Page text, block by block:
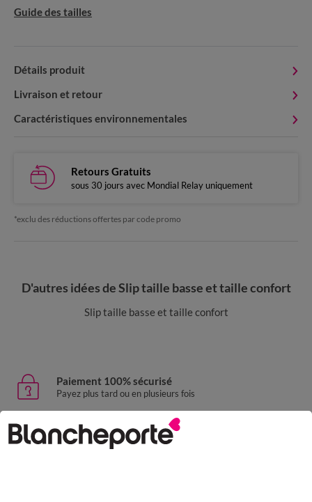
Guide des tailles
Détails produit
Livraison et retour
Caractéristiques environnementales
Retours Gratuits
sous 30 jours avec Mondial Relay uniquement
*exclu des réductions offertes par code promo
D'autres idées de Slip taille basse et taille confort
Slip taille basse et taille confort
Paiement 100% sécurisé
Payez plus tard ou en plusieurs fois
Livraison express
domicile, relais, consignes automatiques